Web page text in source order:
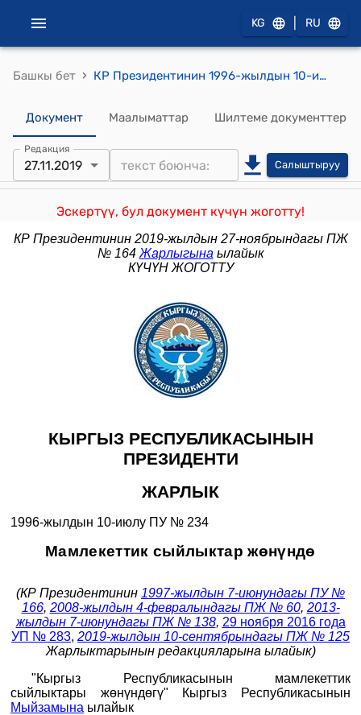
KG RU
Башкы бет › КР Президентинин 1996-жылдын 10-июлундагы ПУ № 234 "Мамлекеттик сыйлыктар жөнүндө" жарлыгы
Документ Маалыматтар Шилтеме документтер
Редакция
27.11.2019 Салыштыруу
Эскертүү, бул документ күчүн жоготту!